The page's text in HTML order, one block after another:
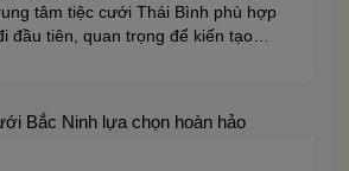
tâm tiệc cưới Thái Bình phù hợp
đầu tiên, quan trọng để kiến tạo